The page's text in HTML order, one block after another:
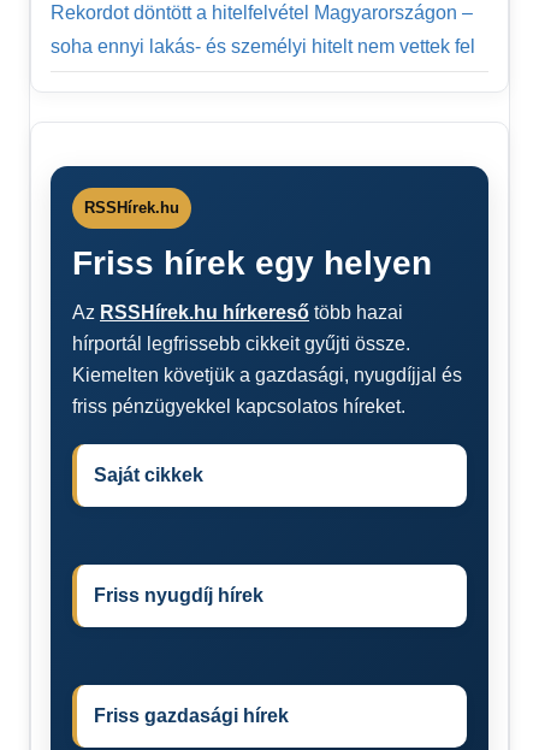
Rekordot döntött a hitelfelvétel Magyarországon –
soha ennyi lakás- és személyi hitelt nem vettek fel
RSSHírek.hu
Friss hírek egy helyen
Az RSSHírek.hu hírkereső több hazai
hírportál legfrissebb cikkeit gyűjti össze.
Kiemelten követjük a gazdasági, nyugdíjjal és
friss pénzügyekkel kapcsolatos híreket.
Saját cikkek
Friss nyugdíj hírek
Friss gazdasági hírek